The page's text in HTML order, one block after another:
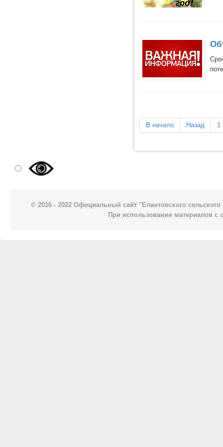
В начало Назад 1
© 2016 - 2022 Официальный сайт "Елантовского
При использовании материалов с